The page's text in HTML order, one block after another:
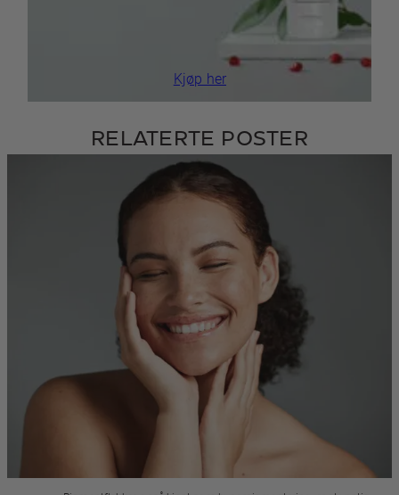
Kjøp her
RELATERTE POSTER
PIGMENTFLEKKER OG PIGMENTERING
I ANSIKTET